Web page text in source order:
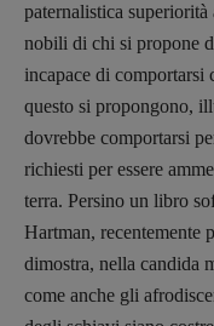
paternalistica
nobili di chi si propone
incapace di comportarsi
questo si propongono,
dovrebbe comportarsi
richiesti per essere
terra. Persino un libro
Hartman, recentemente
dimostra, nella candida
come anche gli